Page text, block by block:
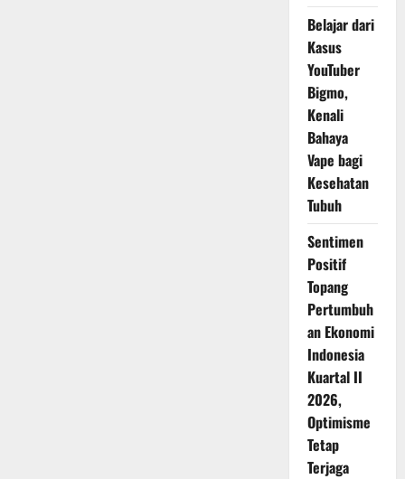
Belajar dari
Kasus
YouTuber
Bigmo,
Kenali
Bahaya
Vape bagi
Kesehatan
Tubuh
Sentimen
Positif
Topang
Pertumbuh
an Ekonomi
Indonesia
Kuartal II
2026,
Optimisme
Tetap
Terjaga